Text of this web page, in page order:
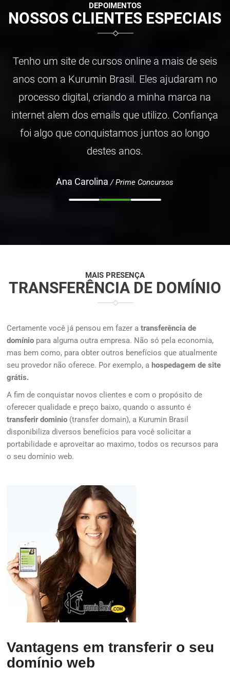
DEPOIMENTOS
NOSSOS CLIENTES ESPECIAIS
Tenho um site de cursos online a mais de seis
anos com a Kurumin Brasil. Eles ajudaram no
processo digital, criando a minha marca na
internet alem dos emails que utilizo. Confiança
foi algo que conquistamos juntos ao longo
destes anos.
Ana Carolina / Prime Concursos
MAIS PRESENÇA
TRANSFERÊNCIA DE DOMÍNIO
Certamente você já pensou em fazer atransferência de
domínio para alguma outra empresa. Não só pela economia,
mas bem como, para obter outros benefícios que atualmente
seu provedor não oferece. Por exemplo, ahospedagem de site
grátis.
A fim de conquistar novos clientes e com o propósito de
oferecer qualidade e preço baixo, quando o assunto é
transferir dominio (transfer domain), a Kurumin Brasil
disponibiliza diversos benefícios para você solicitar a
portabilidade e aproveitar ao maximo, todos os recursos para
o seu domínio web.
Vantagens em transferir o seu
domínio web